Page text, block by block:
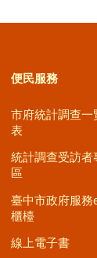
便民服務
市府統計調查一
表
統計調查受訪者
區
臺中市政府服務
櫃檯
線上電子書